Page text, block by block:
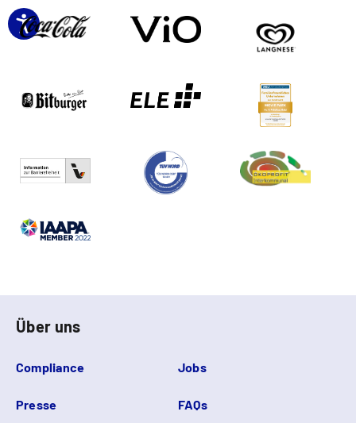
Über uns
Compliance Jobs
Presse FAQs